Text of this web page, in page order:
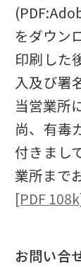
をダウン
印刷した
入及び署
当営業所
尚、有毒
付きまし
業所まで
[PDF
お問い合